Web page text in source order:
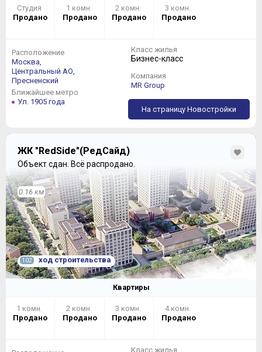
Студия
Продано
1 комн.
Продано
2 комн.
Продано
3 комн.
Продано
Расположение
Москва,
Центральный АО,
Пресненский
Ближайшее метро
Ул. 1905 года
Класс жилья
Бизнес-класс
Компания
MR Group
На страницу Новостройки
ЖК "RedSide"(РедСайд)
Объект сдан. Всё распродано.
0.16 км
102 ход строительства
Квартиры
1 комн.
Продано
2 комн.
Продано
3 комн.
Продано
4 комн.
Продано
Класс жилья